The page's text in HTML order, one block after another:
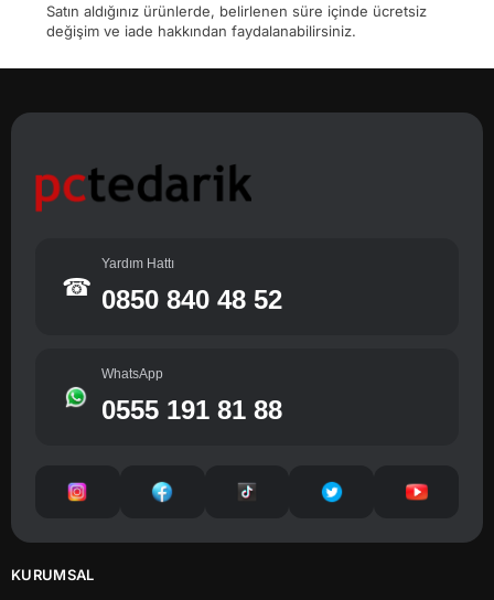
Satın aldığınız ürünlerde, belirlenen süre içinde ücretsiz
değişim ve iade hakkından faydalanabilirsiniz.
☎
Yardım Hattı
0850 840 48 52
WhatsApp
0555 191 81 88
KURUMSAL